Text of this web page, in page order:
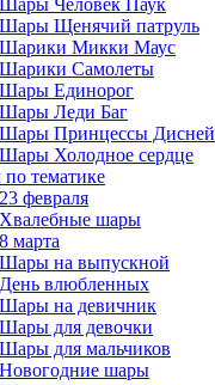
Шары Щенячий патруль
Шарики Микки Маус
Шарики Самолеты
Шары Единорог
Шары Леди Баг
Шары Принцессы Дисней
Шары Холодное сердце
тематике
23 февраля
Хвалебные шары
8 марта
Шары на выпускной
День влюбленных
Шары на девичник
Шары для девочки
Шары для мальчиков
Новогодние шары